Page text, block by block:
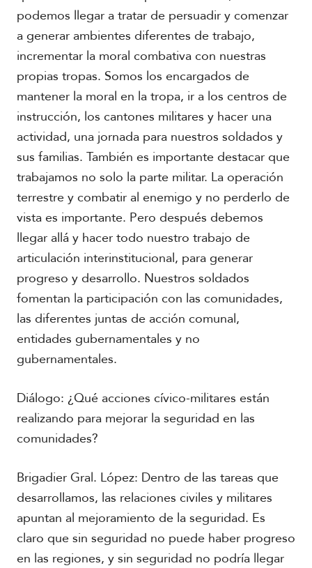
podemos llegar a tratar de persuadir y comenzar
a generar ambientes diferentes de trabajo,
incrementar la moral combativa con nuestras
propias tropas. Somos los encargados de
mantener la moral en la tropa, ir a los centros de
instrucción, los cantones militares y hacer una
actividad, una jornada para nuestros soldados y
sus familias. También es importante destacar que
trabajamos no solo la parte militar. La operación
terrestre y combatir al enemigo y no perderlo de
vista es importante. Pero después debemos
llegar allá y hacer todo nuestro trabajo de
articulación interinstitucional, para generar
progreso y desarrollo. Nuestros soldados
fomentan la participación con las comunidades,
las diferentes juntas de acción comunal,
entidades gubernamentales y no
gubernamentales.
Diálogo: ¿Qué acciones cívico-militares están
realizando para mejorar la seguridad en las
comunidades?
Brigadier Gral. López: Dentro de las tareas que
desarrollamos, las relaciones civiles y militares
apuntan al mejoramiento de la seguridad. Es
claro que sin seguridad no puede haber progreso
en las regiones, y sin seguridad no podría llegar